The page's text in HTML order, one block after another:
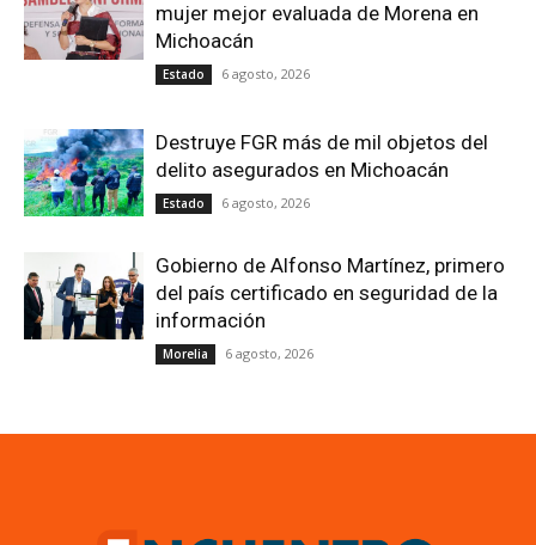
mujer mejor evaluada de Morena en
Michoacán
Estado 6 agosto, 2026
Destruye FGR más de mil objetos del
delito asegurados en Michoacán
Estado 6 agosto, 2026
Gobierno de Alfonso Martínez, primero
del país certificado en seguridad de la
información
Morelia 6 agosto, 2026